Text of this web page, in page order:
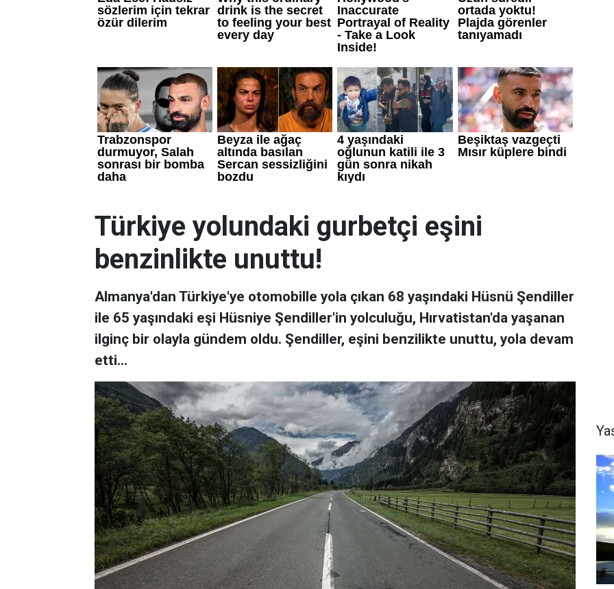
Türkiye yolundaki gurbetçi eşini
benzinlikte unuttu!
Almanya'dan Türkiye'ye otomobille yola çıkan 68 yaşındaki Hüsnü Şendiller
ile 65 yaşındaki eşi Hüsniye Şendiller'in yolculuğu, Hırvatistan'da yaşanan
ilginç bir olayla gündem oldu. Şendiller, eşini benzilikte unuttu, yola devam
etti...